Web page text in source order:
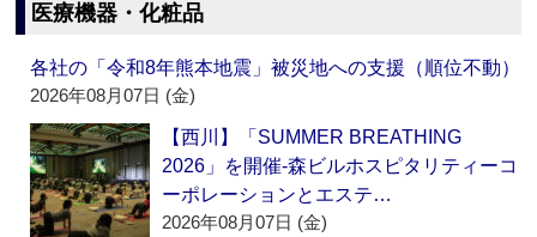
医療機器・化粧品
各社の「令和8年熊本地震」被災地への支援（順位不動）
2026年08月07日 (金)
【西川】「SUMMER BREATHING
2026」を開催‐森ビルホスピタリティーコ
ーポレーションとエステ…
2026年08月07日 (金)